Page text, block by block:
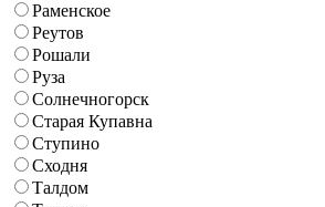
Раменское
Реутов
Рошали
Руза
Солнечногорск
Старая Купавна
Ступино
Сходня
Талдом